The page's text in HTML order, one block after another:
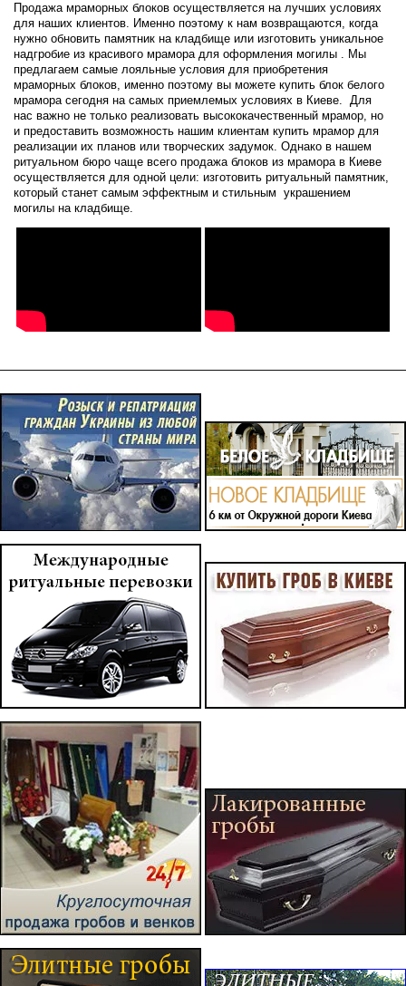
Продажа мраморных блоков осуществляется на лучших условиях
для наших клиентов. Именно поэтому к нам возвращаются, когда
нужно обновить памятник на кладбище или изготовить уникальное
надгробие из красивого мрамора для оформления могилы . Мы
предлагаем самые лояльные условия для приобретения
мраморных блоков, именно поэтому вы можете купить блок белого
мрамора сегодня на самых приемлемых условиях в Киеве. Для
нас важно не только реализовать высококачественный мрамор, но
и предоставить возможность нашим клиентам купить мрамор для
реализации их планов или творческих задумок. Однако в нашем
ритуальном бюро чаще всего продажа блоков из мрамора в Киеве
осуществляется для одной цели: изготовить ритуальный памятник,
который станет самым эффектным и стильным украшением
могилы на кладбище.